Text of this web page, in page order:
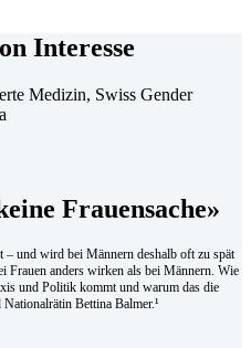
Interesse
Frauensache»
– und wird bei Männern deshalb oft zu spät
Frauen anders wirken als bei Männern. Wie
und Politik kommt und warum das die
Bettina Balmer.¹